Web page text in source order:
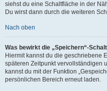
siehst du eine Schaltfläche in der
Du wirst dann durch die weiteren
Nach oben
Was bewirkt die „Speichern“-
Hiermit kannst du die geschriebene
späteren Zeitpunkt vervollständigen
kannst du mit der Funktion
persönlichen Bereich erneut laden.